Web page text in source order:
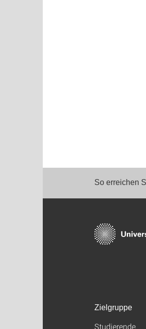
So erreichen
Zielgruppe
Studierende